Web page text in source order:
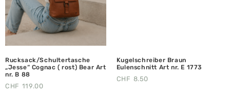
Rucksack/Schultertasche
„Jesse“ Cognac ( rost) Bear Art
nr. B 88
CHF 119.00
Kugelschreiber Braun
Eulenschnitt Art nr. E 1773
CHF 8.50